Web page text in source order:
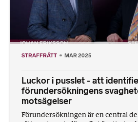
STRAFFRÄTT MAR 2025
Luckor i pusslet - att
förundersökningens
motsägelser
Förundersökningen är en central